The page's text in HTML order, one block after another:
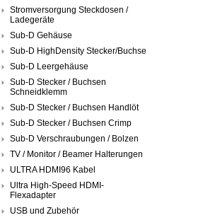
Stromversorgung Steckdosen /
Ladegeräte
Sub-D Gehäuse
Sub-D HighDensity Stecker/Buchse
Sub-D Leergehäuse
Sub-D Stecker / Buchsen
Schneidklemm
Sub-D Stecker / Buchsen Handlöt
Sub-D Stecker / Buchsen Crimp
Sub-D Verschraubungen / Bolzen
TV / Monitor / Beamer Halterungen
ULTRA HDMI96 Kabel
Ultra High-Speed HDMI-
Flexadapter
USB und Zubehör